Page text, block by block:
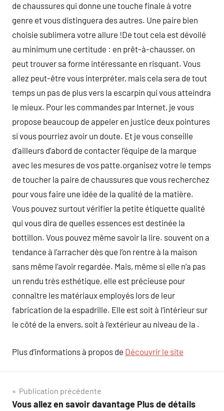
de chaussures qui donne une touche finale à votre
genre et vous distinguera des autres. Une paire bien
choisie sublimera votre allure !De tout cela est dévoilé
au minimum une certitude : en prêt-à-chausser, on
peut trouver sa forme intéressante en risquant. Vous
allez peut-être vous interpréter, mais cela sera de tout
temps un pas de plus vers la escarpin qui vous atteindra
le mieux. Pour les commandes par Internet, je vous
propose beaucoup de appeler en justice deux pointures
si vous pourriez avoir un doute. Et je vous conseille
d’ailleurs d’abord de contacter l’équipe de la marque
avec les mesures de vos patte.organisez votre le temps
de toucher la paire de chaussures que vous recherchez
pour vous faire une idée de la qualité de la matière.
Vous pouvez surtout vérifier la petite étiquette qualité
qui vous dira de quelles essences est destinée la
bottillon. Vous pouvez même savoir la lire. souvent on a
tendance à l’arracher dès que l’on rentre à la maison
sans même l’avoir regardée. Mais, même si elle n’a pas
un rendu très esthétique, elle est précieuse pour
connaître les matériaux employés lors de leur
fabrication de la espadrille. Elle est soit à l’intérieur sur
le côté de la envers, soit à l’extérieur au niveau de la .
Plus d’informations à propos de Découvrir le site
Navigation
Publication précédente
Vous allez en savoir davantage Plus de détails